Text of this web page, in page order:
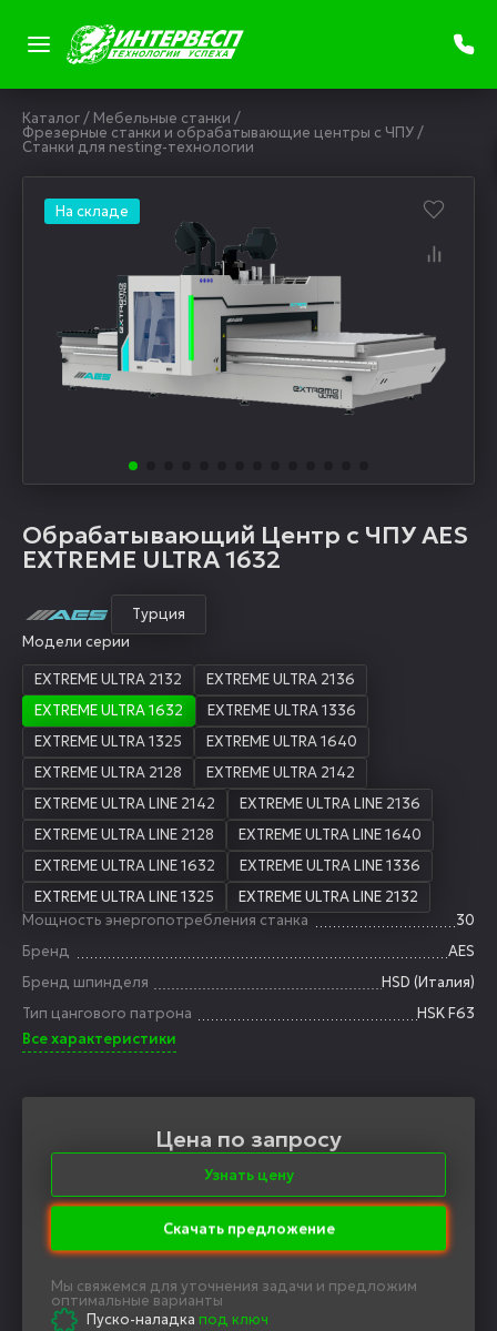
Каталог/ Мебельные станки /
Фрезерные станки и обрабатывающие центры с ЧПУ/
Станки для nesting-технологии
На складе
Обрабатывающий Центр с ЧПУ AES
EXTREME ULTRA 1632
Турция
Модели серии
EXTREME ULTRA 2132
EXTREME ULTRA 2136
EXTREME ULTRA 1632
EXTREME ULTRA 1336
EXTREME ULTRA 1325
EXTREME ULTRA 1640
EXTREME ULTRA 2128
EXTREME ULTRA 2142
EXTREME ULTRA LINE 2142
EXTREME ULTRA LINE 2136
EXTREME ULTRA LINE 2128
EXTREME ULTRA LINE 1640
EXTREME ULTRA LINE 1632
EXTREME ULTRA LINE 1336
EXTREME ULTRA LINE 1325
EXTREME ULTRA LINE 2132
Мощность энергопотребления станка
30
Бренд
AES
Бренд шпинделя
HSD (Италия)
Тип цангового патрона
HSK F63
Все характеристики
Цена по запросу
Узнать цену
Скачать предложение
Мы свяжемся для уточнения задачи и предложим
оптимальные варианты
Пуско-наладка под ключ